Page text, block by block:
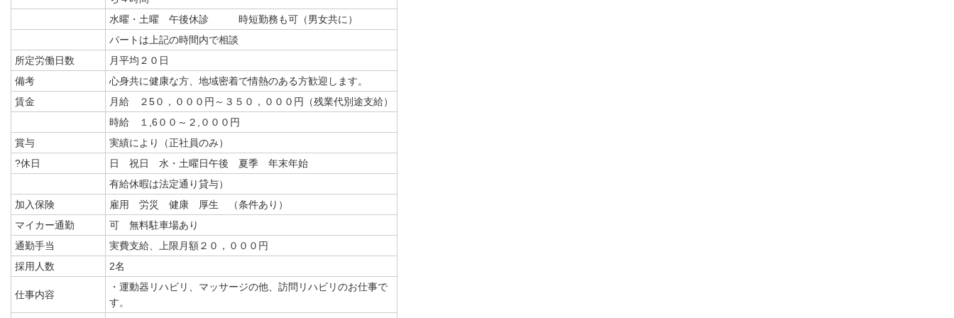
水曜・土曜 午後休診 時短勤務も可（男女共に）
パートは上記の時間内で相談
所定労働日数
月平均２０日
備考
心身共に健康な方、地域密着で情熱のある方歓迎します。
賃金
月給 ２5０，０００円～３５０，０００円（残業代別途支給）
時給 １,6００～２,０００円
賞与
実績により（正社員のみ）
?休日
日 祝日 水・土曜日午後 夏季 年末年始
有給休暇は法定通り貸与）
加入保険
雇用 労災 健康 厚生 （条件あり）
マイカー通勤
可 無料駐車場あり
通勤手当
実費支給、上限月額２０，０００円
採用人数
2名
仕事内容
・運動器リハビリ、マッサージの他、訪問リハビリのお仕事で
す。